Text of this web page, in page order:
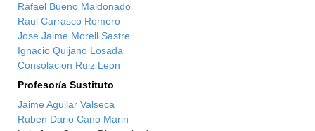
Rafael Bueno Maldonado
Raul Carrasco Romero
Jose Jaime Morell Sastre
Ignacio Quijano Losada
Consolacion Ruiz Leon
Profesor/a Sustituto
Jaime Aguilar Valseca
Ruben Dario Cano Marin